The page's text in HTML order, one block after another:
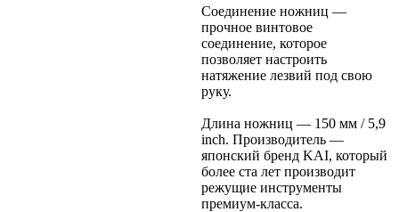
Соединение ножниц —
прочное винтовое
соединение, которое
позволяет настроить
натяжение лезвий под свою
руку.
Длина ножниц — 150 мм / 5,9
inch. Производитель —
японский бренд KAI, который
более ста лет производит
режущие инструменты
премиум-класса.